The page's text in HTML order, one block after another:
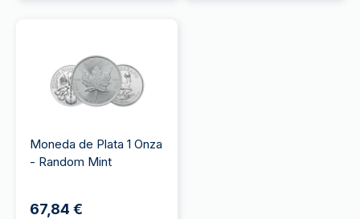
Moneda de Plata 1 Onza
- Random Mint
67,84 €